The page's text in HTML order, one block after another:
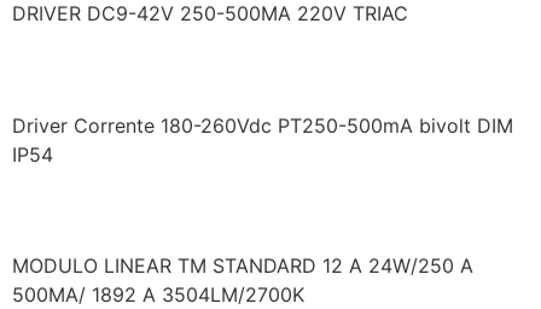
DRIVER DC9-42V 250-500MA 220V TRIAC
Driver Corrente 180-260Vdc PT250-500mA bivolt DIM
IP54
MODULO LINEAR TM STANDARD 12 A 24W/250 A
500MA/ 1892 A 3504LM/2700K